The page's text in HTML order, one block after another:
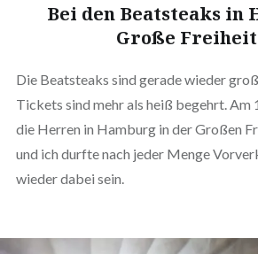
Bei den Beatsteaks in
Große Freiheit
Die Beatsteaks sind gerade wieder
Tickets sind mehr als heiß begehrt. Am
die Herren in Hamburg in der Großen
und ich durfte nach jeder Menge
wieder dabei sein.